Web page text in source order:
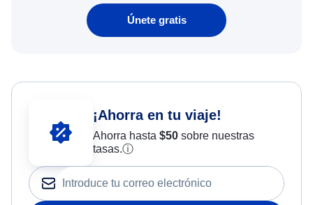
Únete gratis
¡Ahorra en tu viaje!
Ahorra hasta $50sobre nuestras
tasas.ⓘ